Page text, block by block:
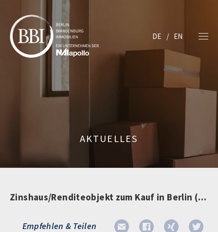
DE EN
AKTUELLES
Zinshaus/Renditeobjekt zum Kauf in Berlin (nicht mehr verfügbar)
Empfehlen & Teilen